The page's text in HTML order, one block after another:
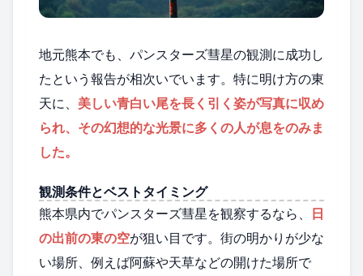
地元熊本でも、パンスターズ彗星の観測に成功し
たという報告が相次いでいます。特に明け方の東
天に、 美しい青白い尾を長く引く姿が写真に収め
られ、その幻想的な光景に多くの人が息をのみま
した。
観測条件とベストタイミング
熊本県内でパンスターズ彗星を観察するなら、 日
の出前の東の空が狙い目です。街の明かりが少な
い場所、例えば阿蘇や天草などの開けた場所で